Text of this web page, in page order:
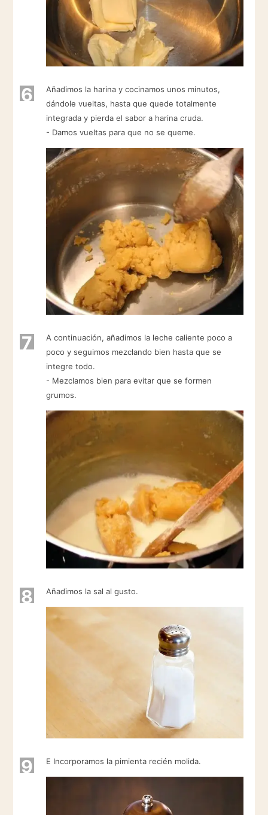
6
Añadimos la harina y cocinamos unos minutos,
dándole vueltas, hasta que quede totalmente
integrada y pierda el sabor a harina cruda.
- Damos vueltas para que no se queme.
7
A continuación, añadimos la leche caliente poco a
poco y seguimos mezclando bien hasta que se
integre todo.
- Mezclamos bien para evitar que se formen
grumos.
8 Añadimos la sal al gusto.
9 E Incorporamos la pimienta recién molida.